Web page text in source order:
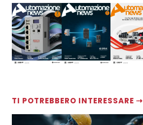
TI POTREBBERO INTERESSARE ⇢